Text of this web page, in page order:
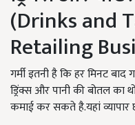
(Drinks and
Retailing
गर्मी इतनी है कि हर मिनट
ड्रिंक्स और पानी की बोतल का
कमाई कर सकते है.यहां